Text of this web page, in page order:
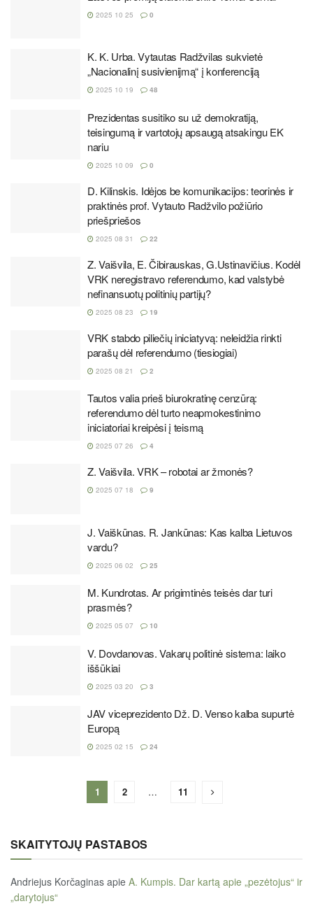
2025 10 25 0
K. K. Urba. Vytautas Radžvilas sukvietė
„Nacionalinį susivienijmą“ į konferenciją
2025 10 19 48
Prezidentas susitiko su už demokratiją,
teisingumą ir vartotojų apsaugą atsakingu EK
nariu
2025 10 09 0
D. Kilinskis. Idėjos be komunikacijos: teorinės ir
praktinės prof. Vytauto Radžvilo požiūrio
priešpriešos
2025 08 31 22
Z. Vaišvila, E. Čibirauskas, G.Ustinavičius. Kodėl
VRK neregistravo referendumo, kad valstybė
nefinansuotų politinių partijų?
2025 08 23 19
VRK stabdo piliečių iniciatyvą: neleidžia rinkti
parašų dėl referendumo (tiesiogiai)
2025 08 21 2
Tautos valia prieš biurokratinę cenzūrą:
referendumo dėl turto neapmokestinimo
iniciatoriai kreipėsi į teismą
2025 07 26 4
Z. Vaišvila. VRK – robotai ar žmonės?
2025 07 18 9
J. Vaiškūnas. R. Jankūnas: Kas kalba Lietuvos
vardu?
2025 06 02 25
M. Kundrotas. Ar prigimtinės teisės dar turi
prasmės?
2025 05 07 10
V. Dovdanovas. Vakarų politinė sistema: laiko
iššūkiai
2025 03 20 3
JAV viceprezidento Dž. D. Venso kalba supurtė
Europą
2025 02 15 24
1 2 … 11
SKAITYTOJŲ PASTABOS
Andriejus Korčaginas apie A. Kumpis. Dar kartą apie „pezėtojus“ ir
„darytojus“